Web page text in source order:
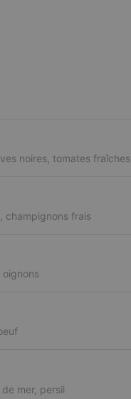
noires, tomates fraîches
champignons frais
mer, persil